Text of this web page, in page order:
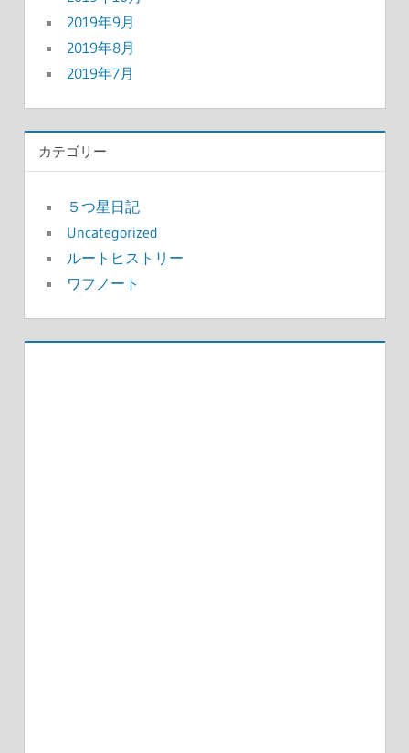
2019年9月
2019年8月
2019年7月
カテゴリー
５つ星日記
Uncategorized
ルートヒストリー
ワフノート